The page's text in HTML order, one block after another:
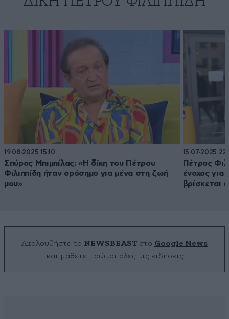
19·08·2025 15:10
Σπύρος Μπιμπίλας: «Η δίκη του Πέτρου
Φιλιππίδη ήταν ορόσημο για μένα στη ζωή
μου»
15·07·2025
Πέτρος
ένοχος για
βρίσκεται
Ακολουθήστε το NEWSBEAST στο Google News
και μάθετε πρώτοι όλες τις ειδήσεις